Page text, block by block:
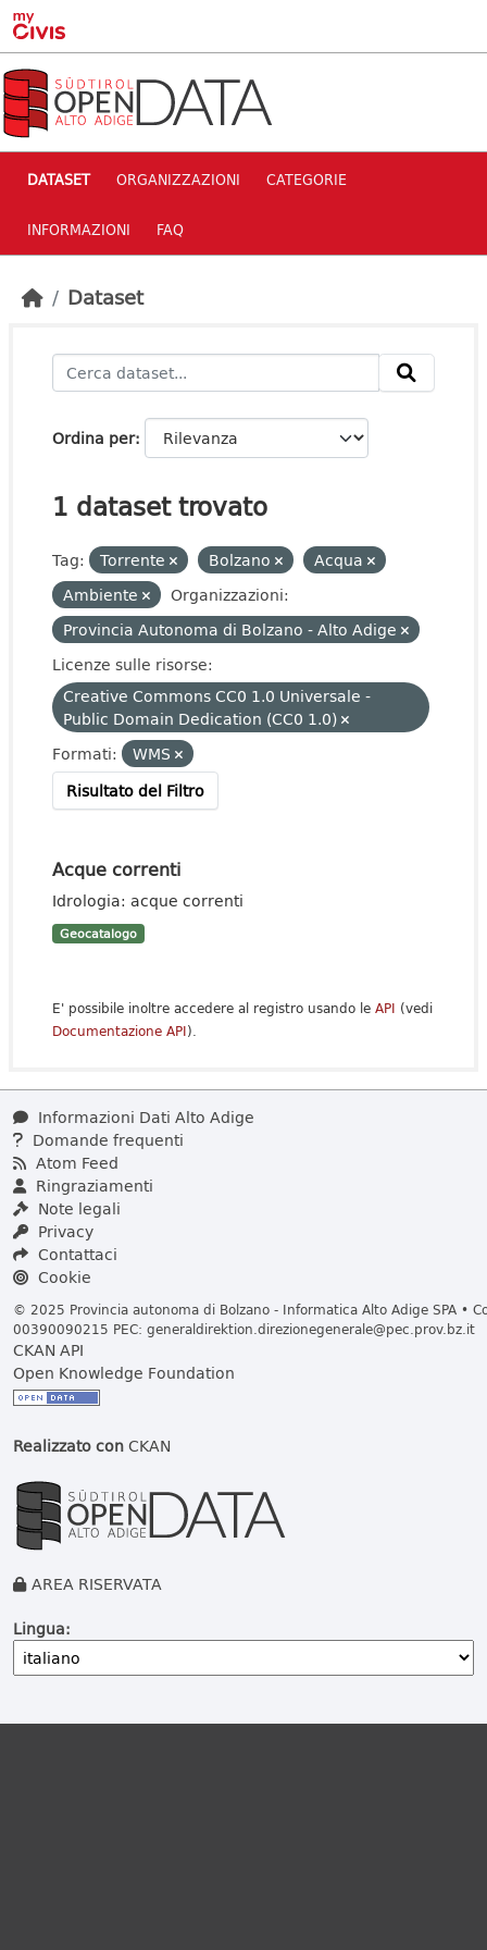
Skip to main content
DATASET ORGANIZZAZIONI CATEGORIE
INFORMAZIONI FAQ
Dataset
Ordina per
1 dataset trovato
Tag: Torrente Bolzano
Acqua
Ambiente
Organizzazioni:
Provincia Autonoma di Bolzano - Alto Adige
Licenze sulle risorse:
Creative Commons CC0 1.0 Universale -
Public Domain Dedication (CC0 1.0)
Formati:
WMS
Risultato del Filtro
Acque correnti
Idrologia: acque correnti
Geocatalogo
E' possibile inoltre accedere al registro usando le API (vedi
Documentazione API).
Informazioni Dati Alto Adige
Domande frequenti
Atom Feed
Ringraziamenti
Note legali
Privacy
Contattaci
Cookie
© 2025 Provincia autonoma di Bolzano - Informatica Alto Adige SPA •
00390090215 PEC: generaldirektion.direzionegenerale@pec.prov.bz.it
CKAN API
Open Knowledge Foundation
Realizzato conCKAN
AREA RISERVATA
Lingua